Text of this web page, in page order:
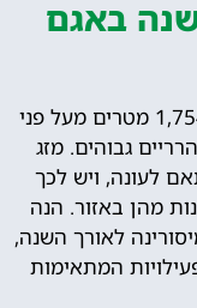
באגם
אגם מיסורינה, הממוקם בגובה של כ-1,754 מטרים מעל פני
גבוהים. מזג
לעונה, ויש לכך
מהן באזור. הנה
לאורך השנה,
המתאימות